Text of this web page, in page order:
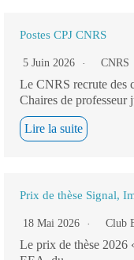
Postes CPJ CNRS
5 Juin 2026 CNRS
Le CNRS recrute des
Chaires de professeur
Lire la suite
Prix de thèse Signal,
18 Mai 2026 Club
Le prix de thèse 2026